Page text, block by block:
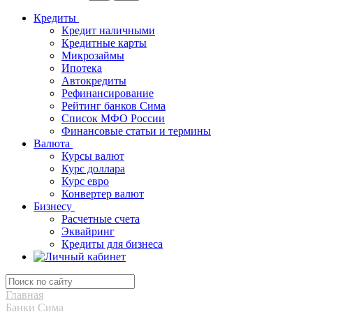
Кредиты
Кредит наличными
Кредитные карты
Микрозаймы
Ипотека
Автокредиты
Рефинансирование
Рейтинг банков Сима
Список МФО России
Финансовые статьи и термины
Валюта
Курсы валют
Курс доллара
Курс евро
Конвертер валют
Бизнесу
Расчетные счета
Эквайринг
Кредиты для бизнеса
Главная
Банки Сима